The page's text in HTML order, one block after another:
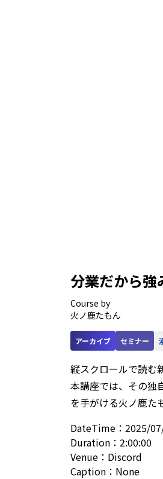
分業だから
Course by
火ノ鹿たもん
アーカイブ セミナー
縦スクロールで読む
本講座では、その独
を手がける火ノ鹿た
DateTime： 2025/
Duration： 2:00:00
Venue： Discord
Caption： None